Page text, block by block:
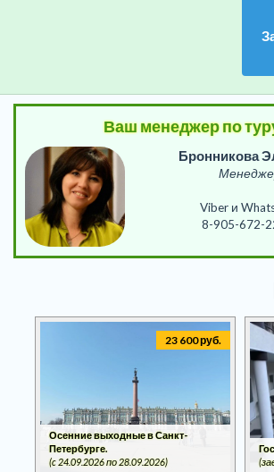
Ваш менеджер по
Бронникова
Viber и
8-905-672-
23 600 руб.
Осенние выходные в Санкт-
Петербурге.
(c 24.09.2026 по 28.09.2026)